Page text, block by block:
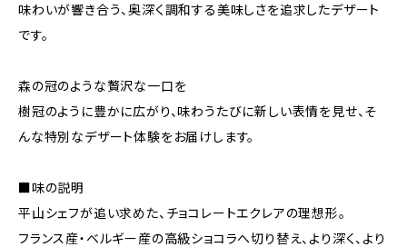
味わいが響き合う、奥深く調和する美味しさを追求したデザート
です。
森の冠のような贅沢な一口を
樹冠のように豊かに広がり、味わうたびに新しい表情を見せ、そ
んな特別なデザート体験をお届けします。
■味の説明
平山シェフが追い求めた、チョコレートエクレアの理想形。
フランス産・ベルギー産の高級ショコラへ切り替え、より深く、より